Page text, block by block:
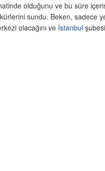
olduğunu ve bu süre
sundu. Beken, sadece
olacağını ve İstanbul